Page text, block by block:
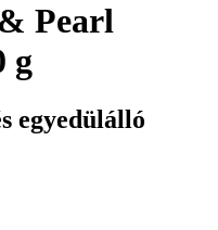
Pearl
g
egyedülálló